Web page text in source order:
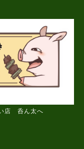
店 呑ん太へ